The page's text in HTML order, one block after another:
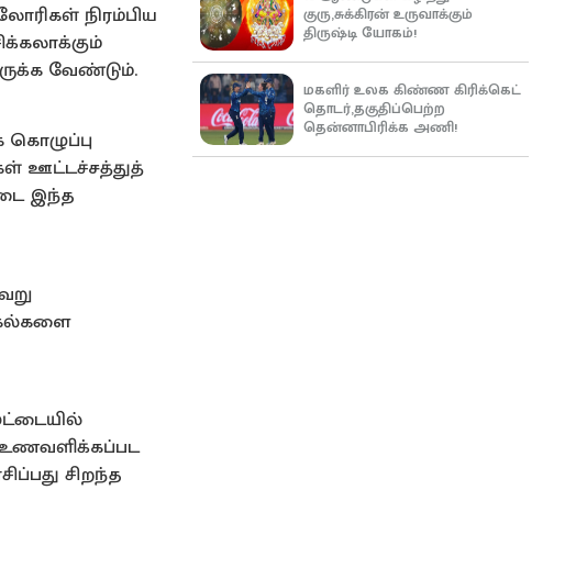
நிரம்பிய
வேண்டும்.
ஊட்டச்சத்துத்
இந்த
சிறந்த
குரு,சுக்கிரன் உருவாக்கும்
திருஷ்டி யோகம்!
மகளிர் உலக கிண்ண கிரிக்கெட்
தொடர்,தகுதிப்பெற்ற
தென்னாபிரிக்க அணி!